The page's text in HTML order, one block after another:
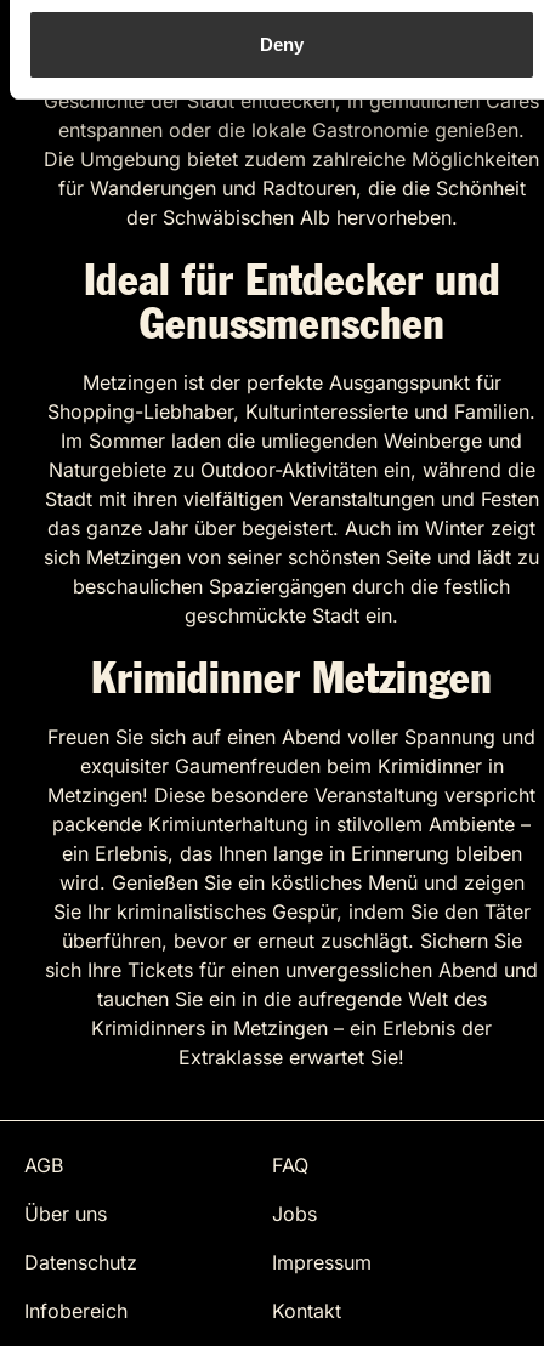
Deny
bekannt, sondern auch für seine charmante Altstadt,
die von malerischen Gassen und historischen
Gebäuden geprägt ist. Hier können Besucher die
Geschichte der Stadt entdecken, in gemütlichen Cafés
entspannen oder die lokale Gastronomie genießen.
Die Umgebung bietet zudem zahlreiche Möglichkeiten
für Wanderungen und Radtouren, die die Schönheit
der Schwäbischen Alb hervorheben.
Ideal für Entdecker und
Genussmenschen
Metzingen ist der perfekte Ausgangspunkt für
Shopping-Liebhaber, Kulturinteressierte und Familien.
Im Sommer laden die umliegenden Weinberge und
Naturgebiete zu Outdoor-Aktivitäten ein, während die
Stadt mit ihren vielfältigen Veranstaltungen und Festen
das ganze Jahr über begeistert. Auch im Winter zeigt
sich Metzingen von seiner schönsten Seite und lädt zu
beschaulichen Spaziergängen durch die festlich
geschmückte Stadt ein.
Krimidinner Metzingen
Freuen Sie sich auf einen Abend voller Spannung und
exquisiter Gaumenfreuden beim Krimidinner in
Metzingen! Diese besondere Veranstaltung verspricht
packende Krimiunterhaltung in stilvollem Ambiente –
ein Erlebnis, das Ihnen lange in Erinnerung bleiben
wird. Genießen Sie ein köstliches Menü und zeigen
Sie Ihr kriminalistisches Gespür, indem Sie den Täter
überführen, bevor er erneut zuschlägt. Sichern Sie
sich Ihre Tickets für einen unvergesslichen Abend und
tauchen Sie ein in die aufregende Welt des
Krimidinners in Metzingen – ein Erlebnis der
Extraklasse erwartet Sie!
AGB
FAQ
Über uns
Jobs
Datenschutz
Impressum
Infobereich
Kontakt